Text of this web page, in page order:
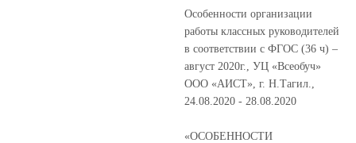
Особенности организации
работы классных руководителей
в соответствии с ФГОС (36 ч) –
август 2020г., УЦ «Всеобуч»
ООО «АИСТ», г. Н.Тагил.,
24.08.2020 - 28.08.2020
«ОСОБЕННОСТИ